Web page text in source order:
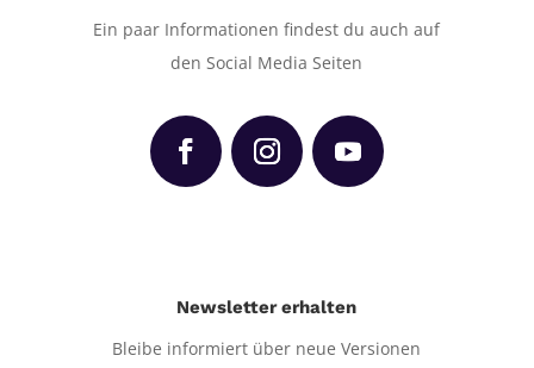
Ein paar Informationen findest du auch auf
den Social Media Seiten
Newsletter erhalten
Bleibe informiert über neue Versionen